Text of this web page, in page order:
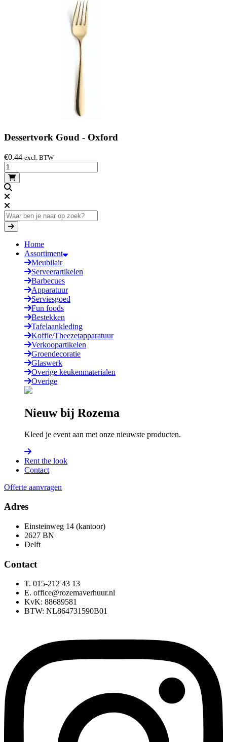
Dessertvork Goud - Oxford
€0.44 excl. BTW
Home
Assortiment
Meubilair
Serveerartikelen
Barbecues
Apparatuur
Serviesgoed
Fun foods
Bestekken
Tafelaankleding
Koffie/Theezetapparatuur
Verkoopartikelen
Groendecoratie
Glaswerk
Overige keukenmaterialen
Overige
Nieuw bij Rozema
Kleed je event aan met onze nieuwste producten.
Rent the look
Contact
Offerte aanvragen
Adres
Einsteinweg 14 (kantoor)
2627 BN
Delft
Contact
T. 015-212 43 13
E. office@rozemaverhuur.nl
KvK: 88689581
BTW: NL864731590B01